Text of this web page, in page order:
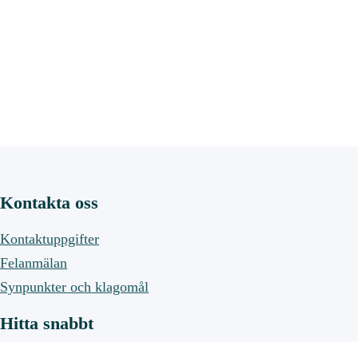
Kontakta oss
Kontaktuppgifter
Felanmälan
Synpunkter och klagomål
Hitta snabbt